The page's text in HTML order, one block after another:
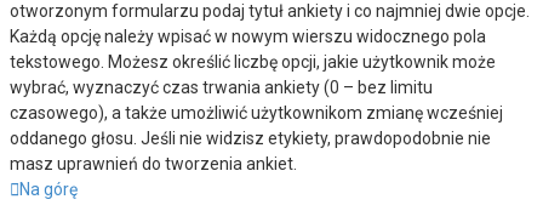
otworzonym formularzu podaj tytuł ankiety i co najmniej dwie opcje.
Każdą opcję należy wpisać w nowym wierszu widocznego pola
tekstowego. Możesz określić liczbę opcji, jakie użytkownik może
wybrać, wyznaczyć czas trwania ankiety (0 – bez limitu
czasowego), a także umożliwić użytkownikom zmianę wcześniej
oddanego głosu. Jeśli nie widzisz etykiety, prawdopodobnie nie
masz uprawnień do tworzenia ankiet.
Na górę